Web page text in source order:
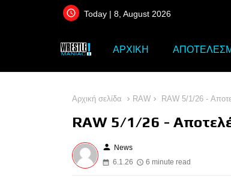
Today | 8, August 2026
ΑΡΧΙΚΗ
Αρχική σελίδα RAW RAW 5/1/26 -
RAW 5/1/26 -
person News
6.1.26
6 minute read